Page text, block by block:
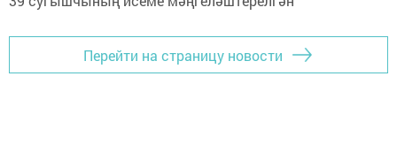
Перейти на страницу новости